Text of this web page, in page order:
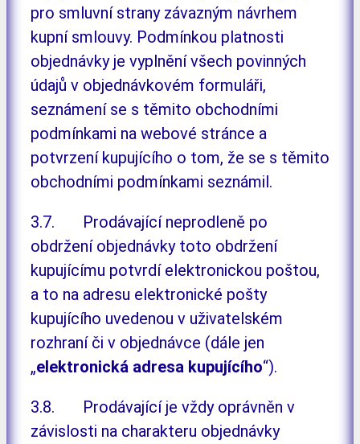
pro smluvní strany závazným návrhem
kupní smlouvy. Podmínkou platnosti
objednávky je vyplnění všech povinných
údajů v objednávkovém formuláři,
seznámení se s těmito obchodními
podmínkami na webové stránce a
potvrzení kupujícího o tom, že se s těmito
obchodními podmínkami seznámil.
3.7. Prodávající neprodleně po
obdržení objednávky toto obdržení
kupujícímu potvrdí elektronickou poštou,
a to na adresu elektronické pošty
kupujícího uvedenou v uživatelském
rozhraní či v objednávce (dále jen
„elektronická adresa kupujícího“).
3.8. Prodávající je vždy oprávněn v
závislosti na charakteru objednávky